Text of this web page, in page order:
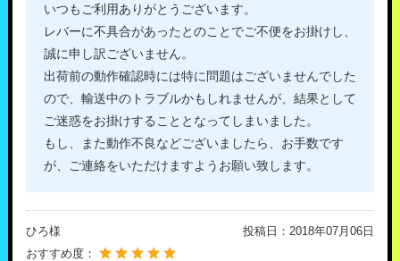
いつもご利用ありがとうございます。
レバーに不具合があったとのことでご不便をお掛けし、
誠に申し訳ございません。
出荷前の動作確認時には特に問題はございませんでした
ので、輸送中のトラブルかもしれませんが、結果として
ご迷惑をお掛けすることとなってしまいました。
もし、また動作不良などございましたら、お手数です
が、ご連絡をいただけますようお願い致します。
ひろ様 投稿日： 2018年07月06日
おすすめ度：